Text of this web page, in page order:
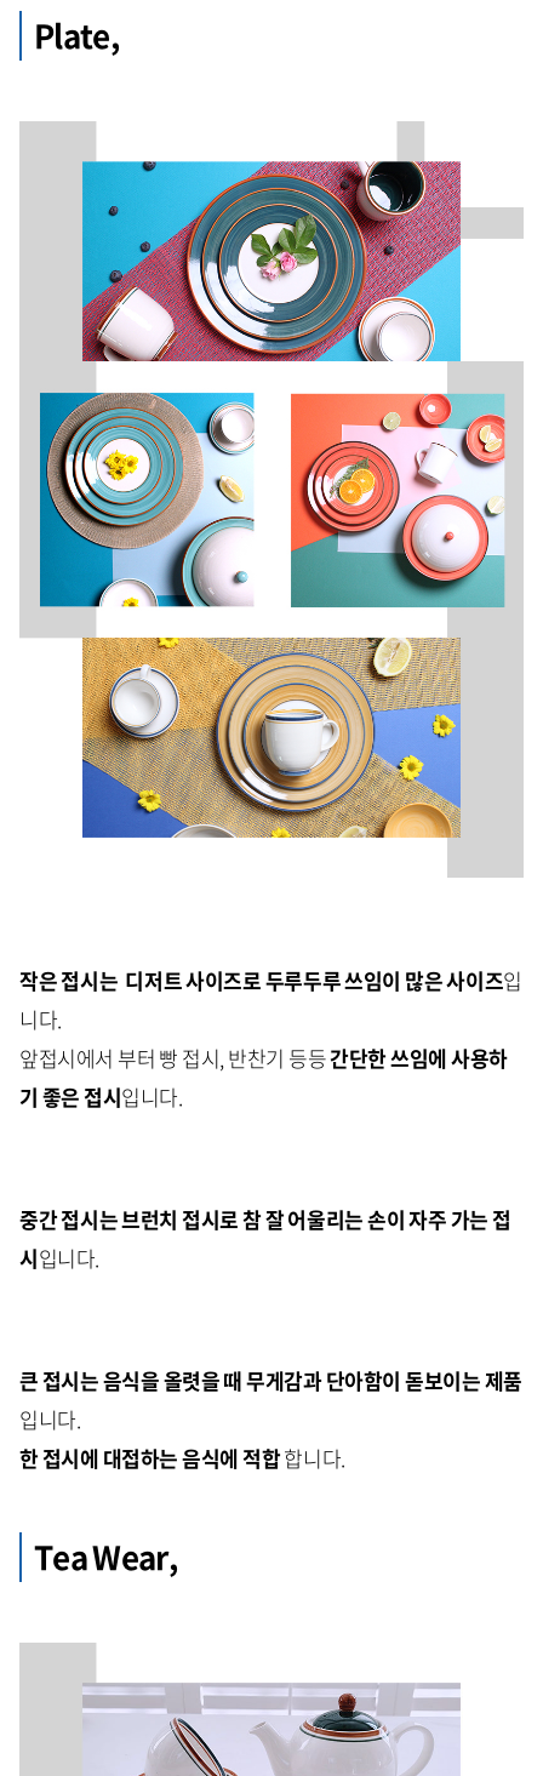
Plate,
작은 접시는 디저트 사이즈로 두루두루 쓰임이 많은 사이즈입
니다.
앞접시에서 부터 빵 접시, 반찬기 등등간단한 쓰임에 사용하
기 좋은 접시입니다.
중간 접시는 브런치 접시로 참 잘 어울리는 손이 자주 가는 접
시입니다.
큰 접시는 음식을 올렷을 때 무게감과 단아함이 돋보이는 제품
입니다.
한 접시에 대접하는 음식에 적합합니다.
Tea Wear,